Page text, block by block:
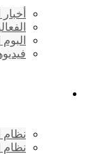
نظام
نظام